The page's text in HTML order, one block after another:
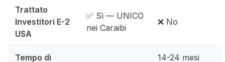
Trattato
Investitori E-2
USA
✅ Sì — UNICO
nei Caraibi
❌ No
Tempo di
14-24 mesi